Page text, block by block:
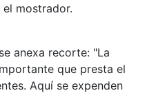
mostrador.
anexa recorte: "La
que presta el
Aquí se expenden